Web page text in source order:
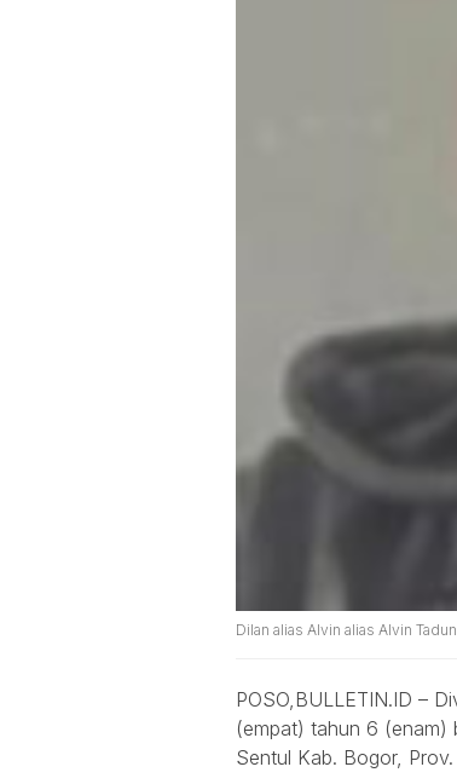
Dilan alias Alvin alias Alvin
POSO,BULLETIN.ID –
(empat) tahun 6 (enam)
Sentul Kab. Bogor,